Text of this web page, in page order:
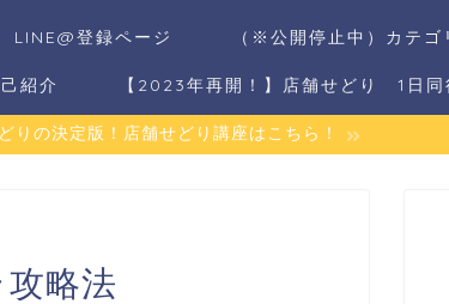
LINE@登録ページ （※公開停止中）カテゴ
紹介 【2023年再開！】店舗せどり 1日同
りの決定版！店舗せどり講座はこちら！
略法